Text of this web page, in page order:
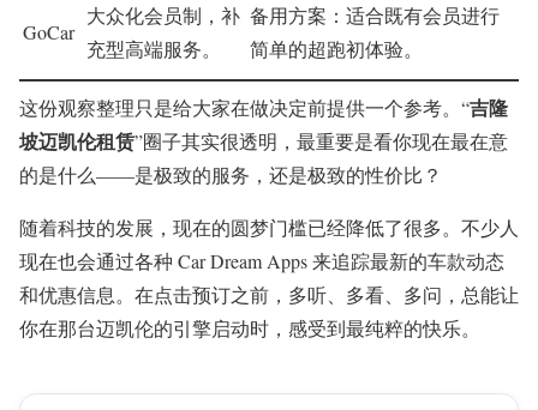
GoCar
大众化会员制，补
充型高端服务。
备用方案：适合既有会员进行
简单的超跑初体验。
这份观察整理只是给大家在做决定前提供一个参考。“吉隆
坡迈凯伦租赁”圈子其实很透明，最重要是看你现在最在意
的是什么——是极致的服务，还是极致的性价比？
随着科技的发展，现在的圆梦门槛已经降低了很多。不少人
现在也会通过各种 Car Dream Apps 来追踪最新的车款动态
和优惠信息。在点击预订之前，多听、多看、多问，总能让
你在那台迈凯伦的引擎启动时，感受到最纯粹的快乐。